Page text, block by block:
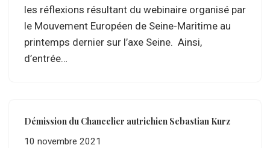
les réflexions résultant du webinaire organisé par
le Mouvement Européen de Seine-Maritime au
printemps dernier sur l’axe Seine. Ainsi,
d’entrée…
Démission du Chancelier autrichien Sebastian Kurz
10 novembre 2021